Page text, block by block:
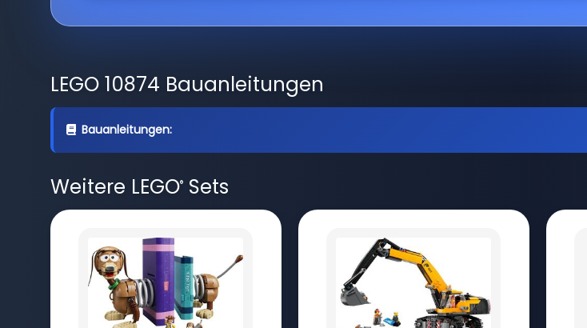
LEGO 10874 Bauanleitungen
Bauanleitungen:
Weitere LEGO®Sets